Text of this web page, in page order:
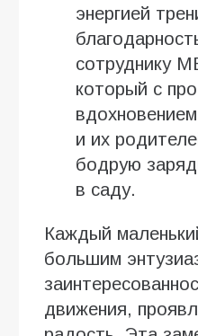
энергией
сотруднику
который с
и их
бодрую
в саду.
Каждый
большим
движения,